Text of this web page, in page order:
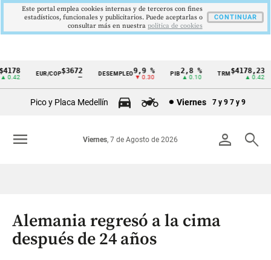
Cintillo
Colombia
EUR/COP$3672 DESEMPLEO 9,9 %
▼ 0.30
PIB2,8 %
▲ 0.10
TRM$4178,23
▲ 0.42
Pico y Placa Medellín Viernes 7 y 9 7 y 9
person search
Viernes, 7 de Agosto de 2026
menu
Alemania regresó a la cima
después de 24 años
Este portal emplea cookies internas y de terceros con fines
estadísticos, funcionales y publicitarios. Puede aceptarlas o
consultar más en nuestra politica de cookies
CONTINUAR